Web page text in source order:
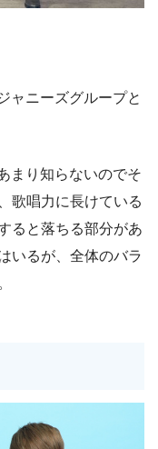
ャニーズグループと
まり知らないのでそ
歌唱力に長けている
ると落ちる部分があ
いるが、全体のバラ